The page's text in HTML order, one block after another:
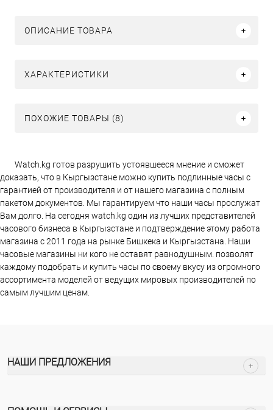
ОПИСАНИЕ ТОВАРА
ХАРАКТЕРИСТИКИ
ПОХОЖИЕ ТОВАРЫ (8)
Watch.kg готов разрушить устоявшееся мнение и сможет
доказать, что в Кыргызстане можно купить подлинные часы с
гарантией от производителя и от нашего магазина с полным
пакетом документов. Мы гарантируем что наши часы прослужат
Вам долго. На сегодня watch.kg один из лучших представителей
часового бизнеса в Кыргызстане и подтверждение этому работа
магазина c 2011 года на рынке Бишкека и Кыргызстана. Наши
часовые магазины ни кого не оставят равнодушным. позволят
каждому подобрать и купить часы по своему вкусу из огромного
ассортимента моделей от ведущих мировых производителей по
самым лучшим ценам.
НАШИ ПРЕДЛОЖЕНИЯ